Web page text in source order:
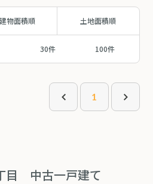
建物面積順 土地面積順
30件 100件
1
目 中古一戸建て